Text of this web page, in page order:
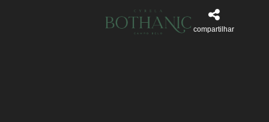
compartilhar